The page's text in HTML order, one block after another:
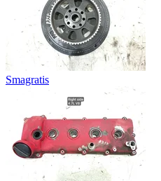
Smagratis